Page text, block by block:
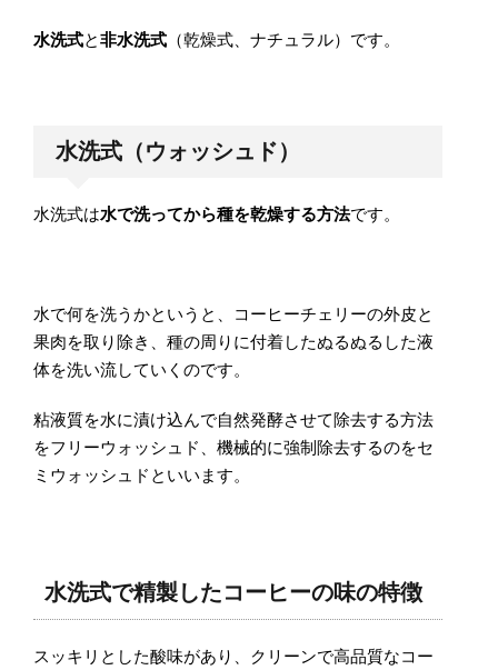
水洗式と非水洗式 （乾燥式、ナチュラル）です。
水洗式（ウォッシュド）
水洗式は水で洗ってから種を乾燥する方法です。
水で何を洗うかというと、コーヒーチェリーの外皮と
果肉を取り除き、種の周りに付着したぬるぬるした液
体を洗い流していくのです。
粘液質を水に漬け込んで自然発酵させて除去する方法
をフリーウォッシュド、機械的に強制除去するのをセ
ミウォッシュドといいます。
水洗式で精製したコーヒーの味の特徴
スッキリとした酸味があり、クリーンで高品質なコー